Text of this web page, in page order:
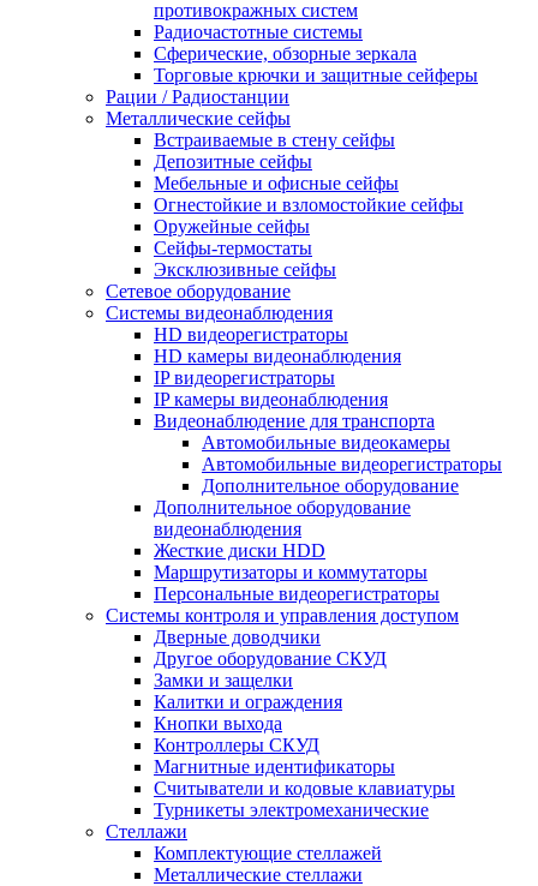
противокражных систем
Радиочастотные системы
Сферические, обзорные зеркала
Торговые крючки и защитные сейферы
Рации / Радиостанции
Металлические сейфы
Встраиваемые в стену сейфы
Депозитные сейфы
Мебельные и офисные сейфы
Огнестойкие и взломостойкие сейфы
Оружейные сейфы
Сейфы-термостаты
Эксклюзивные сейфы
Сетевое оборудование
Системы видеонаблюдения
HD видеорегистраторы
HD камеры видеонаблюдения
IP видеорегистраторы
IP камеры видеонаблюдения
Видеонаблюдение для транспорта
Автомобильные видеокамеры
Автомобильные видеорегистраторы
Дополнительное оборудование
Дополнительное оборудование
видеонаблюдения
Жесткие диски HDD
Маршрутизаторы и коммутаторы
Персональные видеорегистраторы
Системы контроля и управления доступом
Дверные доводчики
Другое оборудование СКУД
Замки и защелки
Калитки и ограждения
Кнопки выхода
Контроллеры СКУД
Магнитные идентификаторы
Считыватели и кодовые клавиатуры
Турникеты электромеханические
Стеллажи
Комплектующие стеллажей
Металлические стеллажи